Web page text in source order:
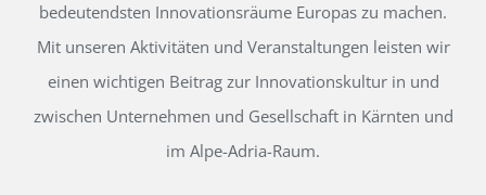
bedeutendsten Innovationsräume Europas zu machen.
Mit unseren Aktivitäten und Veranstaltungen leisten wir
einen wichtigen Beitrag zur Innovationskultur in und
zwischen Unternehmen und Gesellschaft in Kärnten und
im Alpe-Adria-Raum.